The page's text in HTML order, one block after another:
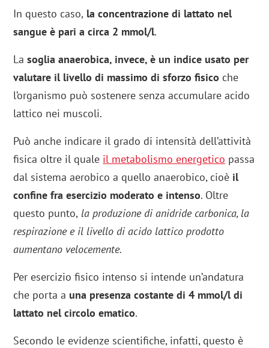
In questo caso, la concentrazione di lattato nel
sangue è pari a circa 2 mmol/l.
Lasoglia anaerobica, invece, è un indice usato per
valutare il livello di massimo di sforzo fisico che
l’organismo può sostenere senza accumulare acido
lattico nei muscoli.
Può anche indicare il grado di intensità dell’attività
fisica oltre il quale il metabolismo energetico passa
dal sistema aerobico a quello anaerobico, cioè il
confine fra esercizio moderato e intenso. Oltre
questo punto, la produzione di anidride carbonica, la
respirazione e il livello di acido lattico prodotto
aumentano velocemente.
Per esercizio fisico intenso si intende un’andatura
che porta a una presenza costante di 4 mmol/l di
lattato nel circolo ematico.
Secondo le evidenze scientifiche, infatti, questo è